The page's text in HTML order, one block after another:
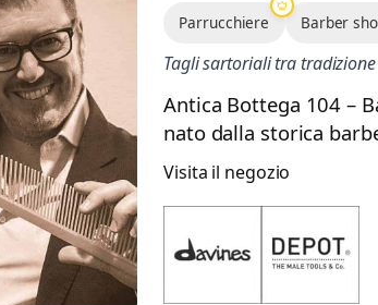
Parrucchiere Barber
Tagli sartoriali tra
Antica Bottega 104 –
nato dalla storica
Visita il negozio